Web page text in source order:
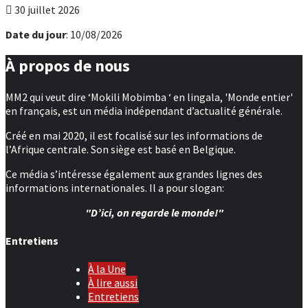
30 juillet 2026
Date du jour: 10/08/2026
À propos de nous
MM2 qui veut dire ‘Mokili Mobimba ‘ en lingala, 'Monde entier'
en français, est un média indépendant d’actualité générale.
Créé en mai 2020, il est focalisé sur les informations de
l’Afrique centrale. Son siège est basé en Belgique.
Ce média s’intéresse également aux grandes lignes des
informations internationales. Il a pour slogan:
"D’ici, on regarde le monde!"
Entretiens
À la Une
À lire aussi
Entretiens